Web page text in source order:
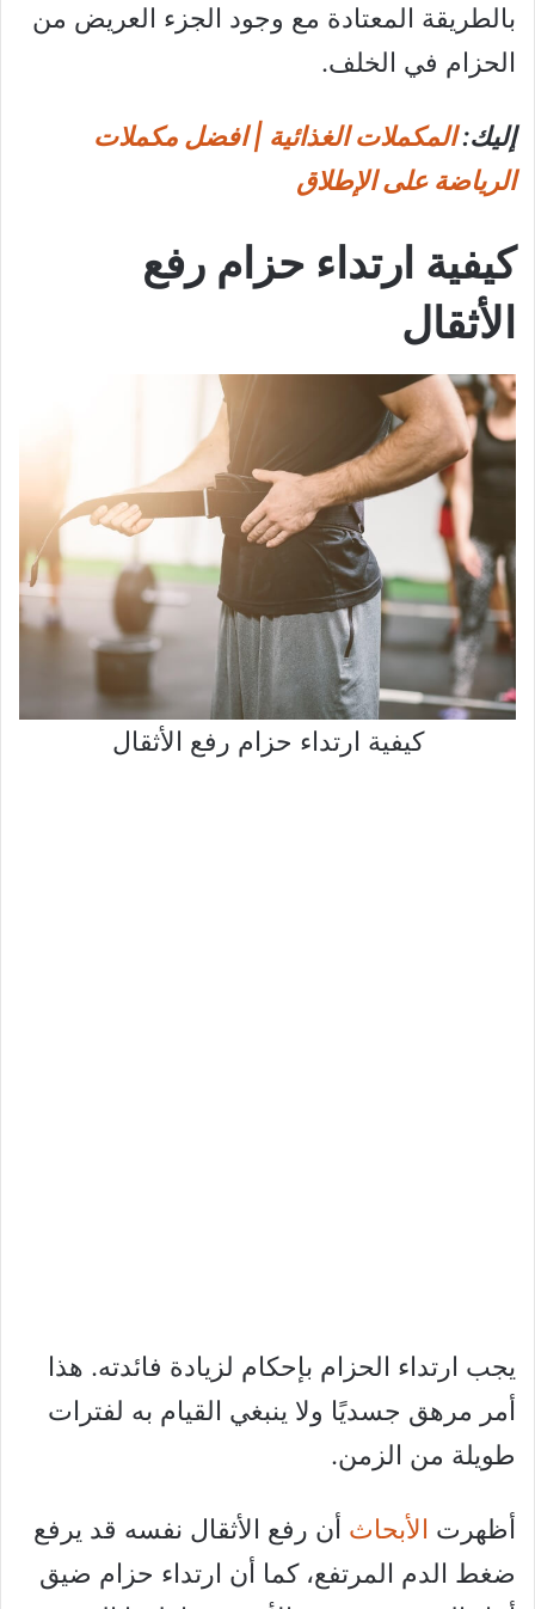
بالطريقة المعتادة مع وجود الجزء العريض من
الحزام في الخلف.
إليك:المكملات الغذائية | افضل مكملات
الرياضة على الإطلاق
كيفية ارتداء حزام رفع
الأثقال
كيفية ارتداء حزام رفع الأثقال
يجب ارتداء الحزام بإحكام لزيادة فائدته. هذا
أمر مرهق جسديًا ولا ينبغي القيام به لفترات
طويلة من الزمن.
أظهرت الأبحاث أن رفع الأثقال نفسه قد يرفع
ضغط الدم المرتفع، كما أن ارتداء حزام ضيق